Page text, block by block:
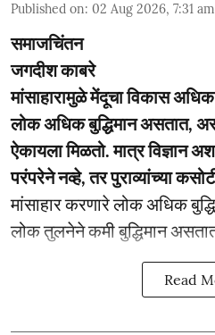
Published on: 02 Aug 2026, 7:31 am
समाजचिंतन
जगदीश काबरे
मांसाहारामुळे मेंदूचा विकास
लोक अधिक बुद्धिमान असतात,
ऐकायला मिळतो. मात्र विज्ञान
परंपरेने नव्हे, तर पुराव्यांच्या
मांसाहार करणारे लोक अधिक
लोक तुलनेने कमी बुद्धिमान
Read